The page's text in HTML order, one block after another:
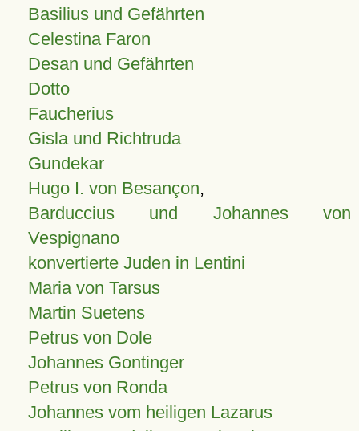
Basilius und Gefährten
Celestina Faron
Desan und Gefährten
Dotto
Faucherius
Gisla und Richtruda
Gundekar
Hugo I. von Besançon,
Barduccius und Johannes von
Vespignano
konvertierte Juden in Lentini
Maria von Tarsus
Martin Suetens
Petrus von Dole
Johannes Gontinger
Petrus von Ronda
Johannes vom heiligen Lazarus